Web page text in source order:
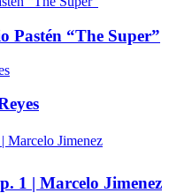
Pastén “The Super”
1 | Marcelo Jimenez